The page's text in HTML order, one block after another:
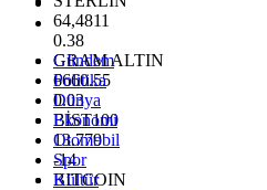
64,4811
0.38
GRAM ALTIN
6660.55
0.03
BİST100
13.779
-14
BITCOIN
Gündem
Politika
Dünya
Ekonomi
Otomobil
Spor
Kültür